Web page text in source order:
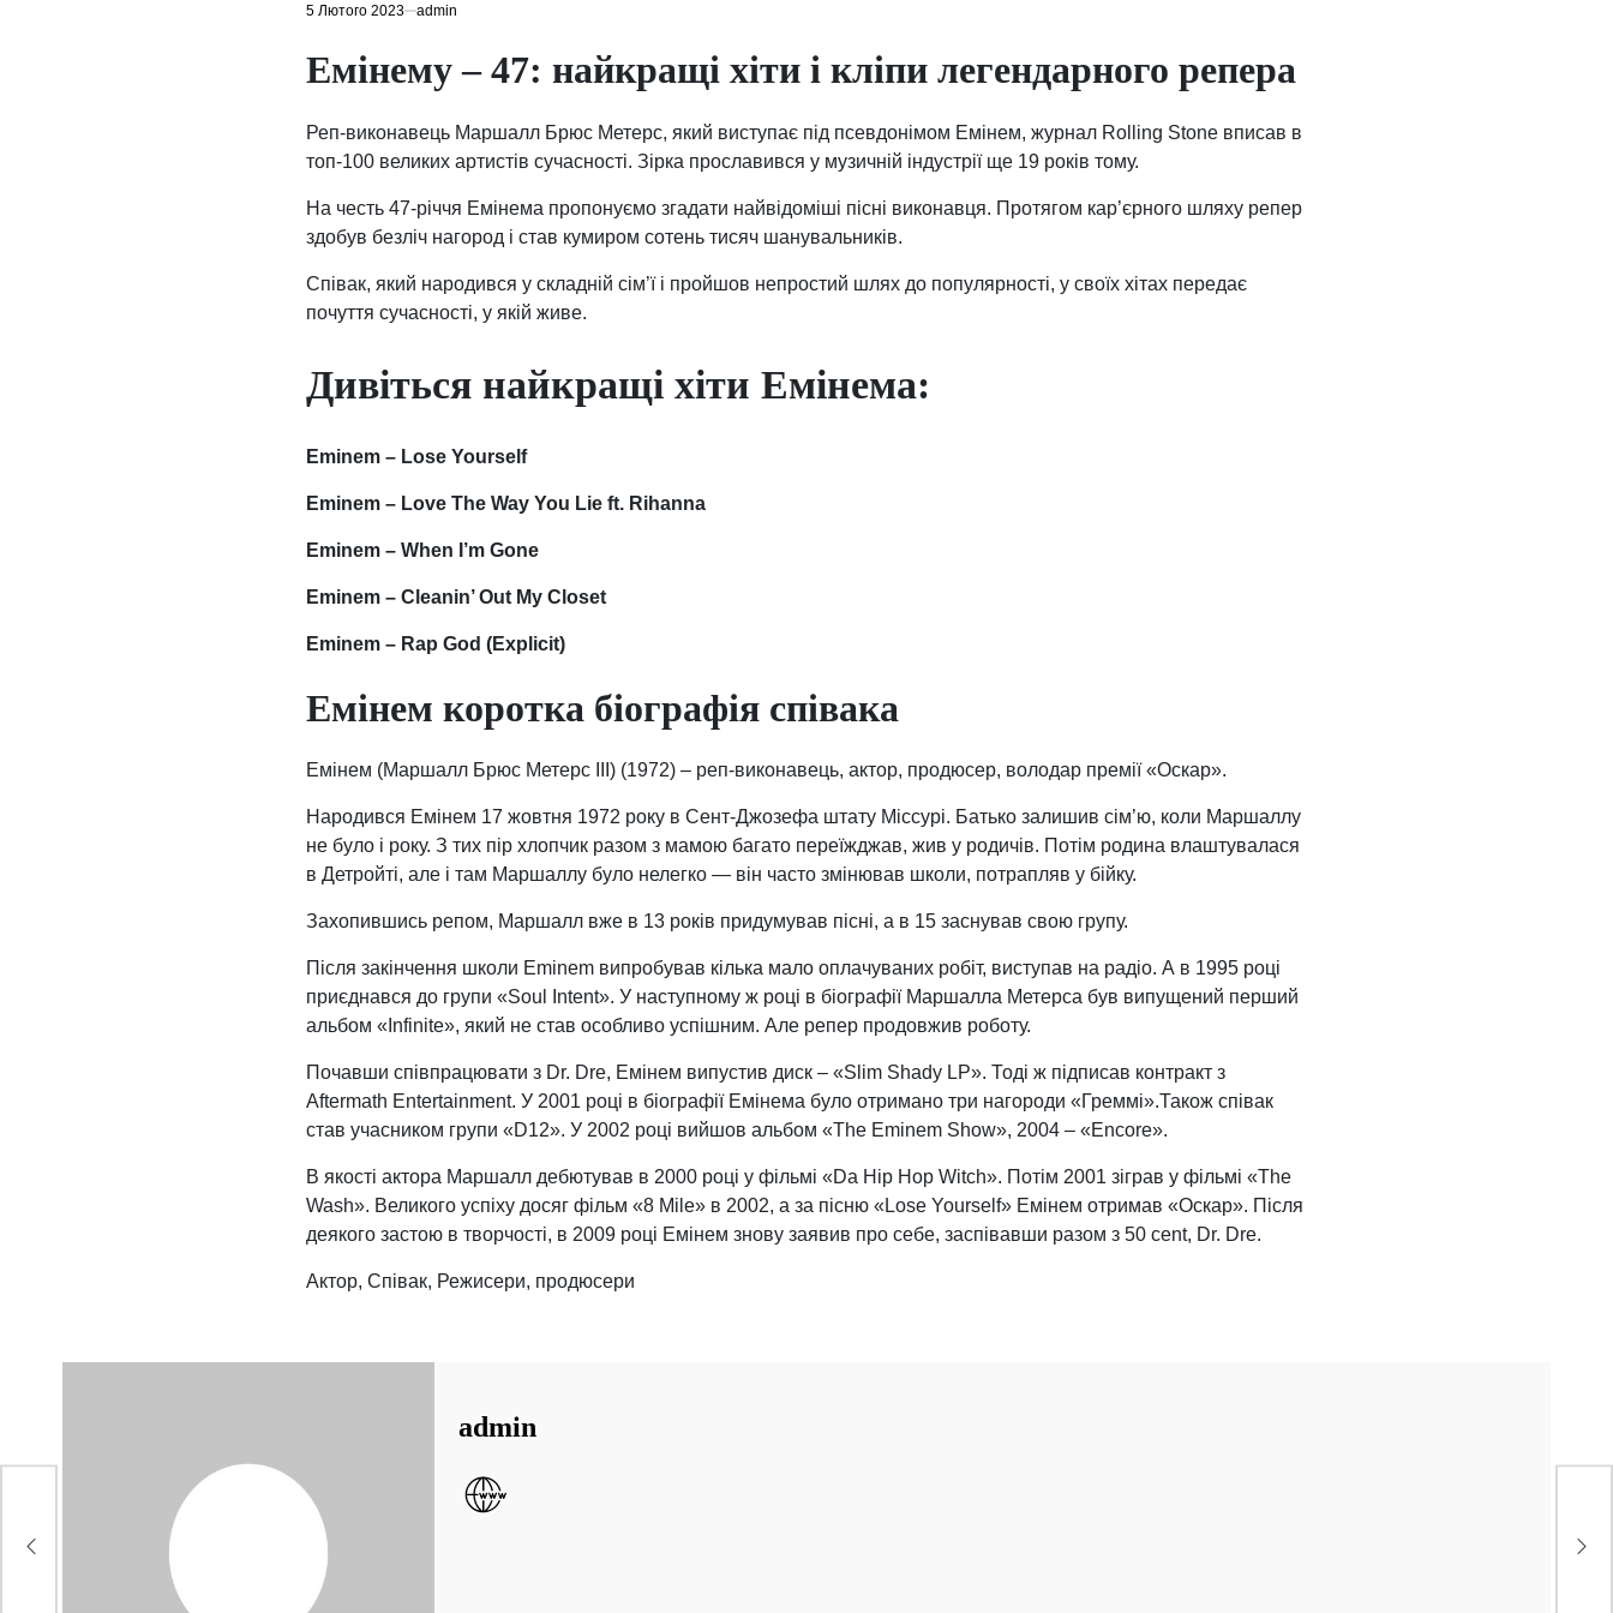
5 Лютого 2023 admin
Емінему – 47: найкращі хіти і кліпи легендарного репера
Реп-виконавець Маршалл Брюс Метерс, який виступає під псевдонімом Емінем, журнал Rolling Stone вписав в
топ-100 великих артистів сучасності. Зірка прославився у музичній індустрії ще 19 років тому.
На честь 47-річчя Емінема пропонуємо згадати найвідоміші пісні виконавця. Протягом кар’єрного шляху репер
здобув безліч нагород і став кумиром сотень тисяч шанувальників.
Співак, який народився у складній сім’ї і пройшов непростий шлях до популярності, у своїх хітах передає
почуття сучасності, у якій живе.
Дивіться найкращі хіти Емінема:
Eminem – Lose Yourself
Eminem – Love The Way You Lie ft. Rihanna
Eminem – When I’m Gone
Eminem – Cleanin’ Out My Closet
Eminem – Rap God (Explicit)
Емінем коротка біографія співака
Емінем (Маршалл Брюс Метерс III) (1972) – реп-виконавець, актор, продюсер, володар премії «Оскар».
Народився Емінем 17 жовтня 1972 року в Сент-Джозефа штату Міссурі. Батько залишив сім’ю, коли Маршаллу
не було і року. З тих пір хлопчик разом з мамою багато переїжджав, жив у родичів. Потім родина влаштувалася
в Детройті, але і там Маршаллу було нелегко — він часто змінював школи, потрапляв у бійку.
Захопившись репом, Маршалл вже в 13 років придумував пісні, а в 15 заснував свою групу.
Після закінчення школи Eminem випробував кілька мало оплачуваних робіт, виступав на радіо. А в 1995 році
приєднався до групи «Soul Intent». У наступному ж році в біографії Маршалла Метерса був випущений перший
альбом «Infinite», який не став особливо успішним. Але репер продовжив роботу.
Почавши співпрацювати з Dr. Dre, Емінем випустив диск – «Slim Shady LP». Тоді ж підписав контракт з
Aftermath Entertainment. У 2001 році в біографії Емінема було отримано три нагороди «Греммі».Також співак
став учасником групи «D12». У 2002 році вийшов альбом «The Eminem Show», 2004 – «Encore».
В якості актора Маршалл дебютував в 2000 році у фільмі «Da Hip Hop Witch». Потім 2001 зіграв у фільмі «The
Wash». Великого успіху досяг фільм «8 Mile» в 2002, а за пісню «Lose Yourself» Емінем отримав «Оскар». Після
деякого застою в творчості, в 2009 році Емінем знову заявив про себе, заспівавши разом з 50 cent, Dr. Dre.
Актор, Співак, Режисери, продюсери
admin